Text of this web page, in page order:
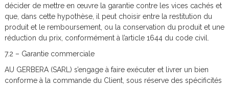
décider de mettre en œuvre la garantie contre les vices cachés et
que, dans cette hypothèse, il peut choisir entre la restitution du
produit et le remboursement, ou la conservation du produit et une
réduction du prix, conformément à l’article 1644 du code civil.
7.2 – Garantie commerciale
AU GERBERA (SARL) s’engage à faire exécuter et livrer un bien
conforme à la commande du Client, sous réserve des spécificités